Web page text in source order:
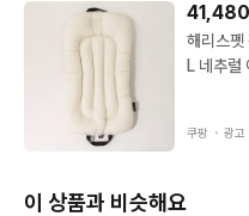
41,480
해리스펫
L 네추럴 아이보리 포근한
쿠팡 ・ 광고
이 상품과 비슷해요